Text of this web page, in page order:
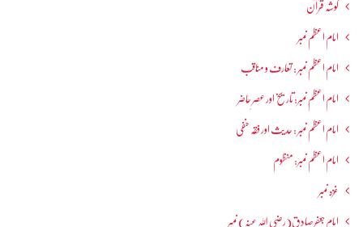
گوشہ قرآن
امام اعظم نمبر
امام اعظم نمبر : تعارف و مناقب
امام اعظم نمبر: تاریخ اور عصرِ حاضر
امام اعظم نمبر : حدیث اور فقہ حنفی
امام اعظم نمبر: منظوم
غزہ نمبر
امام جعفرصادق(رضی اللہ عنہ) نمبر